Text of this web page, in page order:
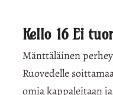
Kello 16Ei
Mänttäläinen
Ruovedelle
omia kappaleitaan